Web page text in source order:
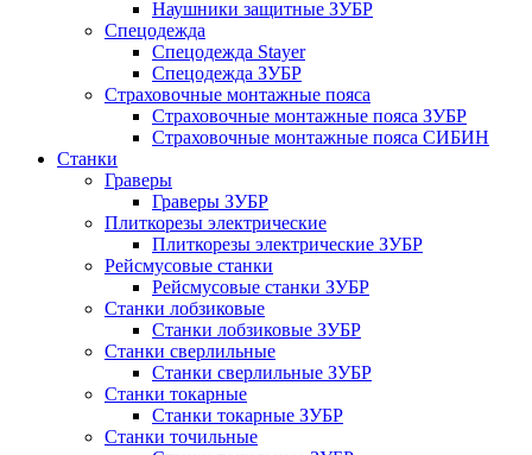
Наушники защитные ЗУБР
Спецодежда
Спецодежда Stayer
Спецодежда ЗУБР
Страховочные монтажные пояса
Страховочные монтажные пояса ЗУБР
Страховочные монтажные пояса СИБИН
Станки
Граверы
Граверы ЗУБР
Плиткорезы электрические
Плиткорезы электрические ЗУБР
Рейсмусовые станки
Рейсмусовые станки ЗУБР
Станки лобзиковые
Станки лобзиковые ЗУБР
Станки сверлильные
Станки сверлильные ЗУБР
Станки токарные
Станки токарные ЗУБР
Станки точильные